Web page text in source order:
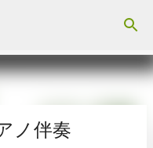
テンツに移動
ノ伴奏